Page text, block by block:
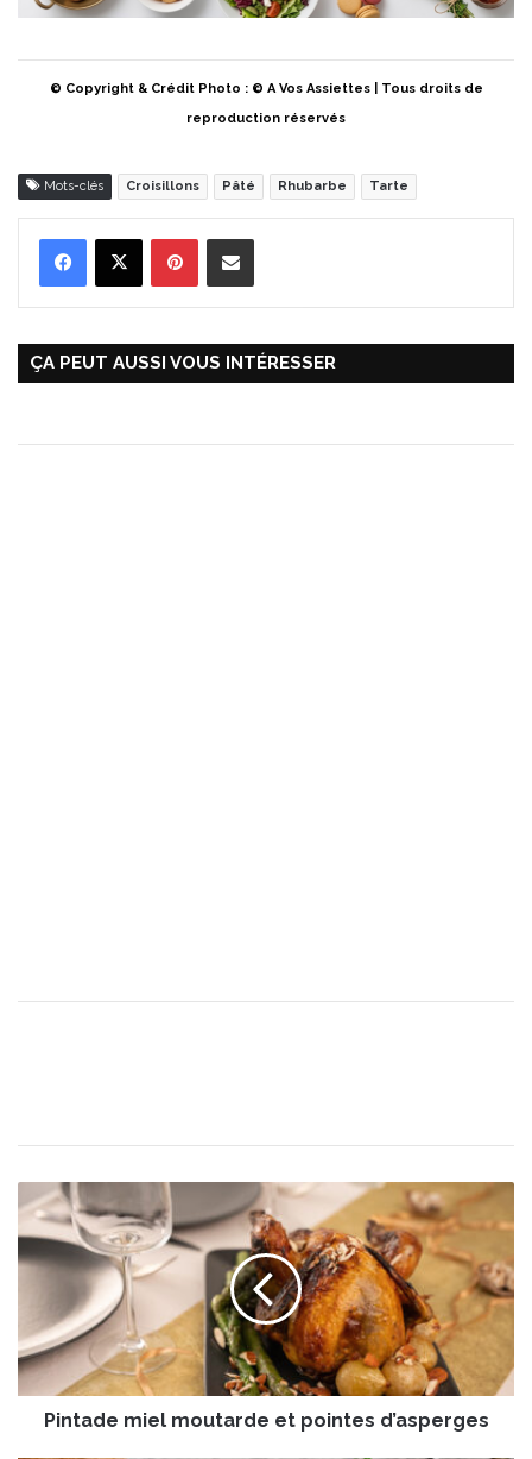
© Copyright & Crédit Photo : © A Vos Assiettes | Tous droits de
reproduction réservés
Mots-clés Croisillons Pâté Rhubarbe Tarte
ÇA PEUT AUSSI VOUS INTÉRESSER
n
t
e
m
i
Pintade miel moutarde et pointes d’asperges